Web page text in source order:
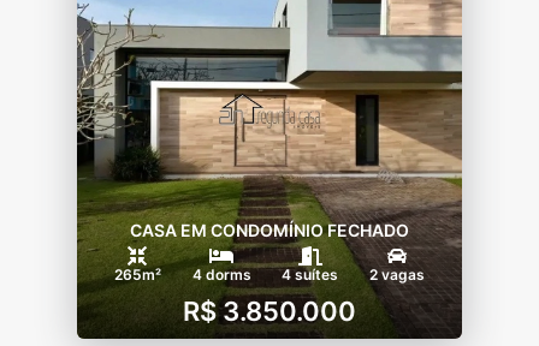
CASA EM CONDOMÍNIO FECHADO
265m² 4 dorms 4 suítes 2 vagas
R$ 3.850.000